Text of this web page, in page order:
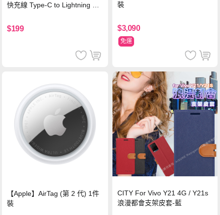
快充線 Type-C to Lightning 傳
$199
裝
$3,090
免運
【Apple】AirTag (第 2 代) 1件
裝
CITY For Vivo Y21 4G / Y21s
浪漫都會支架皮套-藍